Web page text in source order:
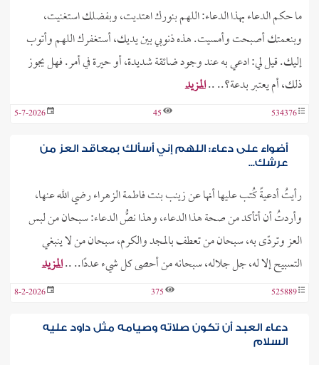
ما حكم الدعاء بهذا الدعاء: اللهم بنورك اهتديت، وبفضلك استغنيت،
وبنعمتك أصبحت وأمسيت. هذه ذنوبي بين يديك، أستغفرك اللهم وأتوب
إليك. قيل لي: ادعي به عند وجود ضائقة شديدة، أو حيرة في أمر. فهل يجوز
ذلك، أم يعتبر بدعة؟.. ..المزيد
534376
45
5-7-2026
أضواء على دعاء: اللهم إني أسألك بمعاقد العز من
عرشك...
رأيتُ أدعيةً كُتب عليها أنها عن زينب بنت فاطمة الزهراء رضي الله عنها،
وأردتُ أن أتأكد من صحة هذا الدعاء، وهذا نصُّ الدعاء: سبحان من لبس
العز وتردّى به، سبحان من تعطف بالمجد والكرم، سبحان من لا ينبغي
التسبيح إلا له، جل جلاله، سبحانه من أحصى كل شيء عددًا.. ..المزيد
525889
375
8-2-2026
دعاء العبد أن تكون صلاته وصيامه مثل داود عليه
السلام